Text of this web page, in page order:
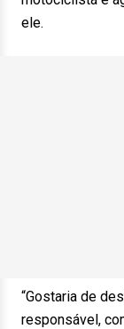
ele.
“Gostaria de
responsável,